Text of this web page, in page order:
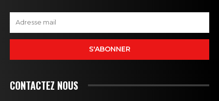
S'ABONNER
CONTACTEZ NOUS